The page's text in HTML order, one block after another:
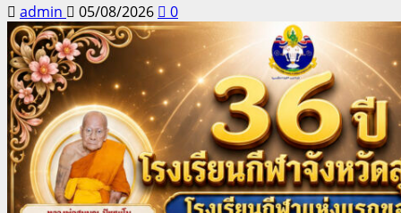
admin 05/08/2026 0